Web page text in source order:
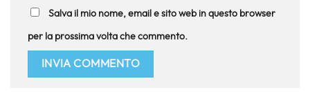
Salva il mio nome, email e sito web in questo browser
per la prossima volta che commento.